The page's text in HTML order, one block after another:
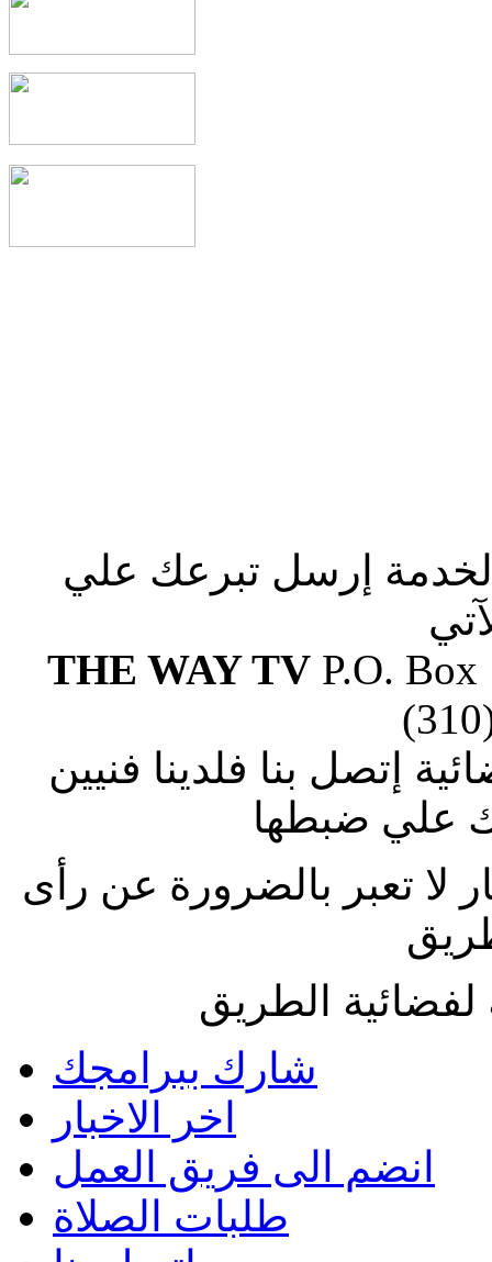
إرسل تبرعك علي
THE WAY TVP.O. Box
إتصل بنا فلدينا فنيين
علي ضبطها
لا تعبر بالضرورة عن رأى
الطريق
شارك ببرامجك
اخر الاخبار
انضم الى فريق العمل
طلبات الصلاة